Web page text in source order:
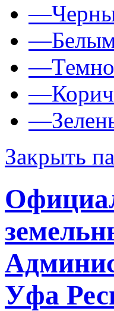
—
—
—
—
—
Закрыть
Уфа